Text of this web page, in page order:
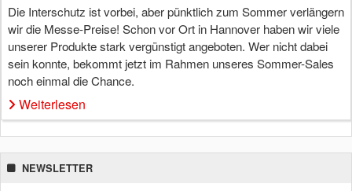
Die Interschutz ist vorbei, aber pünktlich zum Sommer verlängern
wir die Messe-Preise! Schon vor Ort in Hannover haben wir viele
unserer Produkte stark vergünstigt angeboten. Wer nicht dabei
sein konnte, bekommt jetzt im Rahmen unseres Sommer-Sales
noch einmal die Chance.
Weiterlesen
NEWSLETTER